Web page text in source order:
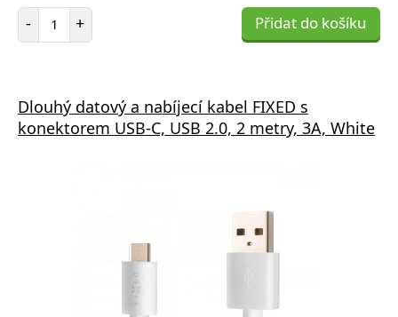
- Počet položek
+ Přidat do košíku
Dlouhý datový a nabíjecí kabel FIXED s
konektorem USB-C, USB 2.0, 2 metry, 3A, White